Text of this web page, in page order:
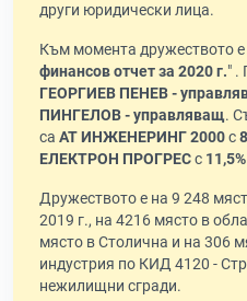
други юридически лица.
Към момента дружеството е
финансов отчет за 2020 г." .
ГЕОРГИЕВ ПЕНЕВ -
ПИНГЕЛОВ - управляващ.
са АТ ИНЖЕНЕРИНГ 2000с
ЕЛЕКТРОН ПРОГРЕСс 11,5%
Дружеството е на 9 248
2019 г., на 4216 място в
място в Столична и на 306
индустрия по КИД 4120 -
нежилищни сгради.